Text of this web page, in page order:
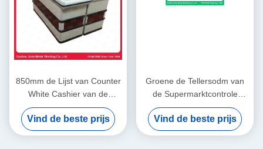
850mm de Lijst van Counter
White Cashier van de
Supermarktkassier voor
Winkel
Vind de beste prijs
Groene de Tellersodm van
de Supermarktcontrole
Kassa met Transportband
Vind de beste prijs